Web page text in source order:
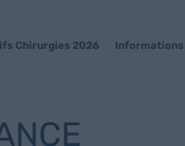
Chirurgies 2026 Informations